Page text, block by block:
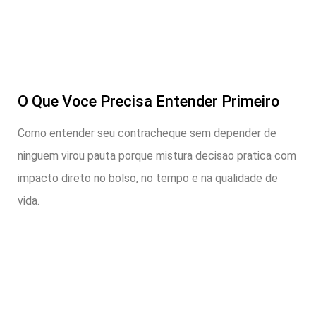
O Que Voce Precisa Entender Primeiro
Como entender seu contracheque sem depender de
ninguem virou pauta porque mistura decisao pratica com
impacto direto no bolso, no tempo e na qualidade de
vida.